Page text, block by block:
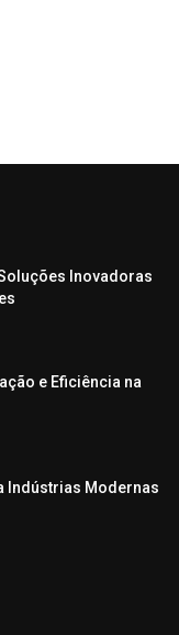
Inovadoras
e Eficiência na
Indústrias Modernas